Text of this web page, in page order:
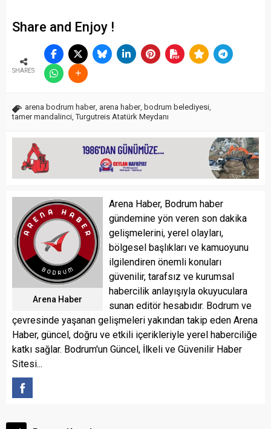
Share and Enjoy !
SHARES
arena bodrum haber, arena haber, bodrum belediyesi,
tamer mandalinci,Turgutreis Atatürk Meydanı
Arena Haber
Arena Haber, Bodrum haber
gündemine yön veren son dakika
gelişmelerini, yerel olayları,
bölgesel başlıkları ve kamuoyunu
ilgilendiren önemli konuları
güvenilir, tarafsız ve kurumsal
habercilik anlayışıyla okuyuculara
sunan editör hesabıdır. Bodrum ve
çevresinde yaşanan gelişmeleri yakından takip eden Arena
Haber, güncel, doğru ve etkili içerikleriyle yerel haberciliğe
katkı sağlar. Bodrum'un Güncel, İlkeli ve Güvenilir Haber
Sitesi...